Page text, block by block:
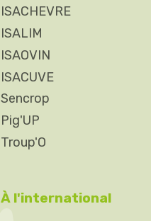
ISACHEVRE
ISALIM
ISAOVIN
ISACUVE
Sencrop
Pig'UP
Troup'O
À l'international